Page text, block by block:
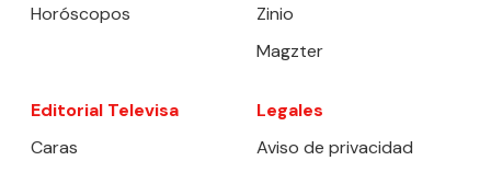
Horóscopos
Zinio
Magzter
Editorial Televisa
Caras
Legales
Aviso de privacidad